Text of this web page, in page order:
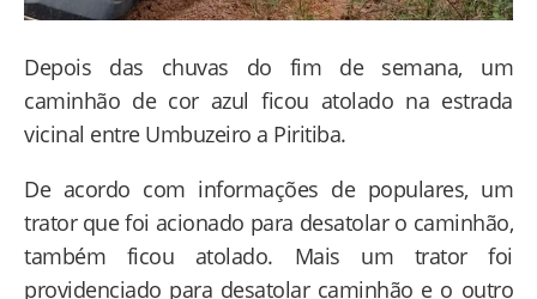
Depois das chuvas do fim de semana, um
caminhão de cor azul ficou atolado na estrada
vicinal entre Umbuzeiro a Piritiba.
De acordo com informações de populares, um
trator que foi acionado para desatolar o caminhão,
também ficou atolado. Mais um trator foi
providenciado para desatolar caminhão e o outro